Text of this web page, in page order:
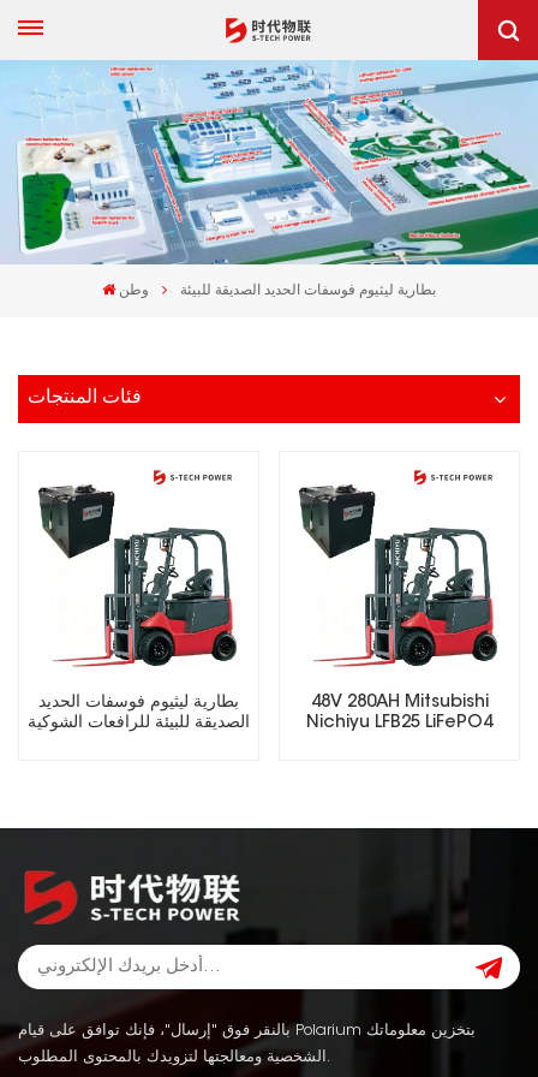
وطن بطارية ليثيوم فوسفات الحديد الصديقة للبيئة
فئات المنتجات
بطارية ليثيوم فوسفات الحديد
الصديقة للبيئة للرافعات الشوكية
48V 280AH Mitsubishi
Nichiyu LFB25 LiFePO4
بالنقر فوق "إرسال"، فإنك توافق على قيام Polarium بتخزين معلوماتك
الشخصية ومعالجتها لتزويدك بالمحتوى المطلوب.